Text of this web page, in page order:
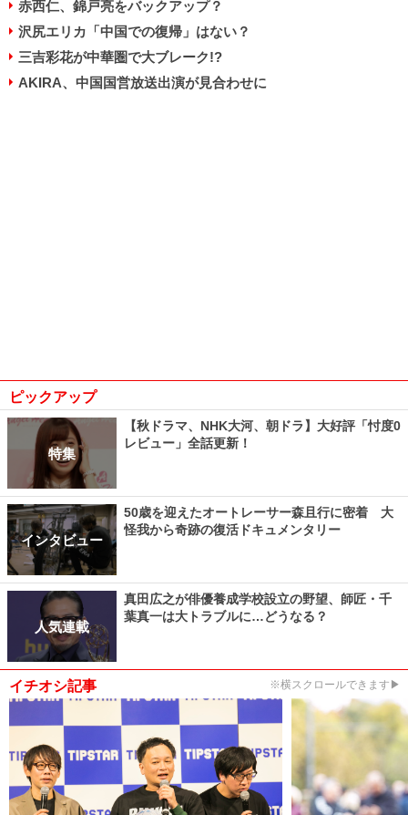
赤西仁、錦戸亮をバックアップ？
沢尻エリカ「中国での復帰」はない？
三吉彩花が中華圏で大ブレーク!?
AKIRA、中国国営放送出演が見合わせに
ピックアップ
特集
【秋ドラマ、NHK大河、朝ドラ】大好評「忖度0
レビュー」全話更新！
インタビュー
50歳を迎えたオートレーサー森且行に密着 大
怪我から奇跡の復活ドキュメンタリー
人気連載
真田広之が俳優養成学校設立の野望、師匠・千
葉真一は大トラブルに…どうなる？
イチオシ記事 ※横スクロールできます▶